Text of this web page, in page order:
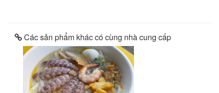
Các sản phẩm khác có cùng nhà cung cấp